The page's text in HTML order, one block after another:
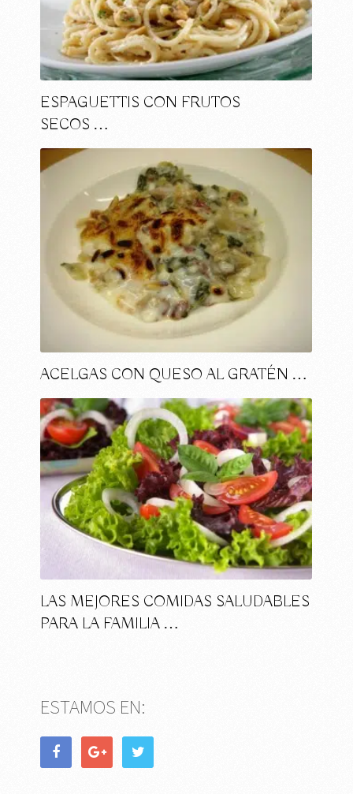
ESPAGUETTIS CON FRUTOS
SECOS …
ACELGAS CON QUESO AL GRATÉN …
LAS MEJORES COMIDAS SALUDABLES
PARA LA FAMILIA …
ESTAMOS EN: